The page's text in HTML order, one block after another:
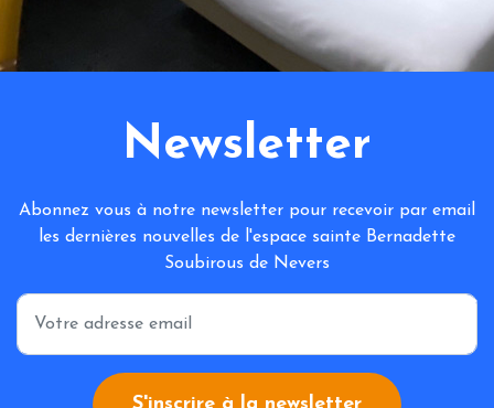
Newsletter
Abonnez vous à notre newsletter pour recevoir par email
les dernières nouvelles de l'espace sainte Bernadette
Soubirous de Nevers
*